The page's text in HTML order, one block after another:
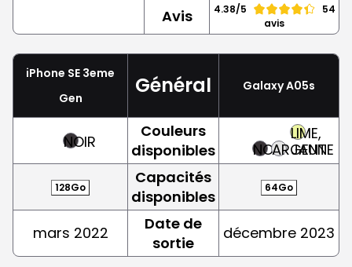
Avis 4.38/5
54
avis
iPhone SE 3eme
Gen
Général Galaxy A05s
NOIR
Couleurs
disponibles
NOIRARGENT
LIME,
JAUNE
128Go
Capacités
disponibles
64Go
mars 2022
Date de
sortie
décembre 2023